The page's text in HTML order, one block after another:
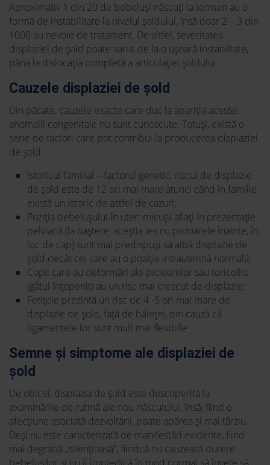
Aproximativ 1 din 20 de bebeluși născuți la termen au o
formă de instabilitate la nivelul șoldului, însă doar 2 – 3 din
1000 au nevoie de tratament. De altfel, severitatea
displaziei de șold poate varia, de la o ușoară instabiltate,
până la dislocația completă a articulației șoldului.
Cauzele displaziei de șold
Din păcate, cauzele exacte care duc la apariția acestei
anomalii congenitale nu sunt cunoscute. Totuși, există o
serie de factori care pot contribui la producerea displaziei
de șold:
Istoricul familial – factorul genetic: riscul de displazie
de șold este de 12 ori mai mare atunci când în familie
există un istoric de astfel de cazuri;
Poziția bebelușului în uter: micuții aflați în prezentație
pelviană (la naștere, aceștia ies cu picioarele înainte, în
loc de cap) sunt mai predispuși să aibă displazie de
șold decât cei care au o poziție intrauterină normală;
Copii care au deformări ale picioarelor sau toricollis
(gâtul înțepenit) au un risc mai crescut de displazie;
Fetițele prezintă un risc de 4 -5 ori mai mare de
displazie de șold, față de băieței, din cauză că
ligamentele lor sunt mult mai flexibile
Semne și simptome ale displaziei de
șold
De obicei, displazia de șold este descoperită la
examinările de rutină ale nou-născutului, însă, fiind o
afecțiune asociată dezvoltării, poate apărea și mai târziu.
Deși nu este caracterizată de manifestări evidente, fiind
mai degrabă „silențioasă”, fiindcă nu cauzează durere